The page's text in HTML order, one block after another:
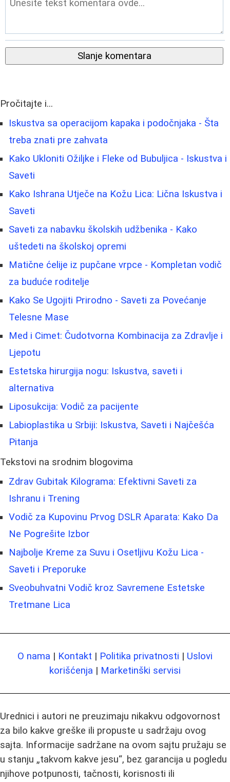
Slanje komentara
Pročitajte i...
Iskustva sa operacijom kapaka i podočnjaka - Šta
treba znati pre zahvata
Kako Ukloniti Ožiljke i Fleke od Bubuljica - Iskustva i
Saveti
Kako Ishrana Utječe na Kožu Lica: Lična Iskustva i
Saveti
Saveti za nabavku školskih udžbenika - Kako
uštedeti na školskoj opremi
Matične ćelije iz pupčane vrpce - Kompletan vodič
za buduće roditelje
Kako Se Ugojiti Prirodno - Saveti za Povećanje
Telesne Mase
Med i Cimet: Čudotvorna Kombinacija za Zdravlje i
Ljepotu
Estetska hirurgija nogu: Iskustva, saveti i
alternativa
Liposukcija: Vodič za pacijente
Labioplastika u Srbiji: Iskustva, Saveti i Najčešća
Pitanja
Tekstovi na srodnim blogovima
Zdrav Gubitak Kilograma: Efektivni Saveti za
Ishranu i Trening
Vodič za Kupovinu Prvog DSLR Aparata: Kako Da
Ne Pogrešite Izbor
Najbolje Kreme za Suvu i Osetljivu Kožu Lica -
Saveti i Preporuke
Sveobuhvatni Vodič kroz Savremene Estetske
Tretmane Lica
O nama | Kontakt | Politika privatnosti | Uslovi
korišćenja | Marketinški servisi
Urednici i autori ne preuzimaju nikakvu odgovornost
za bilo kakve greške ili propuste u sadržaju ovog
sajta. Informacije sadržane na ovom sajtu pružaju se
u stanju „takvom kakve jesu“, bez garancija u pogledu
njihove potpunosti, tačnosti, korisnosti ili